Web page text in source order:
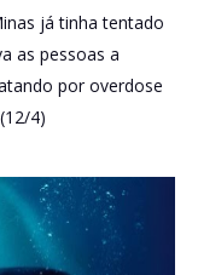
já tinha tentado
as pessoas a
por overdose
4)